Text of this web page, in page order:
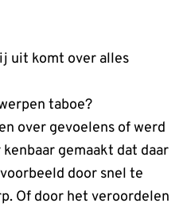
uit komt over alles
taboe?
over gevoelens of werd
gemaakt dat daar
door snel te
Of door het veroordelen